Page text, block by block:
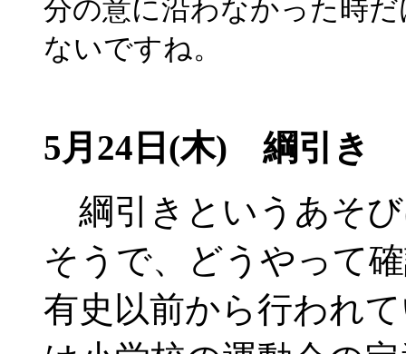
分の意に沿わなかった時
ないですね。
5月24日(木) 綱引き
綱引きというあそ
そうで、どうやって
有史以前から行われ